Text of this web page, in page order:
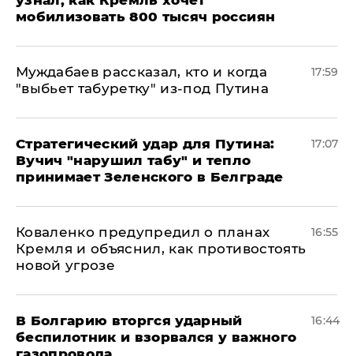
мобилизовать 800 тысяч россиян
Муждабаев рассказал, кто и когда
"выбьет табуретку" из-под Путина
17:59
Стратегический удар для Путина:
Вучич "нарушил табу" и тепло
принимает Зеленского в Белграде
17:07
Коваленко предупредил о планах
Кремля и объяснил, как противостоять
новой угрозе
16:55
В Болгарию вторгся ударный
беспилотник и взорвался у важного
16:44